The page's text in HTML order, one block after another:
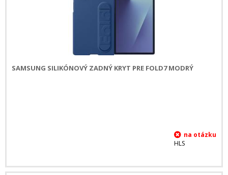
SAMSUNG SILIKÓNOVÝ ZADNÝ KRYT PRE FOLD7 MODRÝ
HLS